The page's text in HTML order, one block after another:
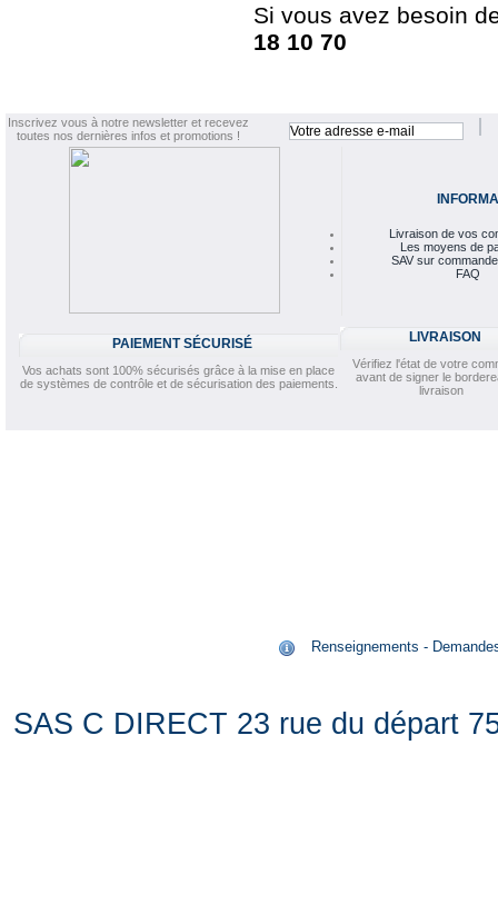
Si vous avez besoin
18 10 70
Inscrivez vous à notre newsletter et recevez
toutes nos dernières infos et promotions !
Livraison de vos
Les moyens de
SAV sur
FAQ
PAIEMENT SÉCURISÉ
Vos achats sont 100% sécurisés grâce à la mise en place
de systèmes de contrôle et de sécurisation des paiements.
LIVRAISON
Vérifiez l'état de votre
avant de signer le
livraison
Renseignements -
SAS C DIRECT 23 rue du départ